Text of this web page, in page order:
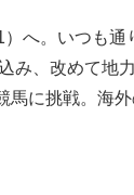
へ。いつも通
み、改めて地
に挑戦。海